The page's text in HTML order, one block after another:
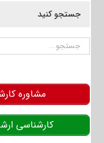
جستجو کنید
جستجو
مشاوره
کارشناسی